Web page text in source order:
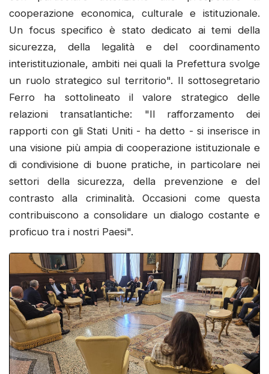
cooperazione economica, culturale e istituzionale.
Un focus specifico è stato dedicato ai temi della
sicurezza, della legalità e del coordinamento
interistituzionale, ambiti nei quali la Prefettura svolge
un ruolo strategico sul territorio". Il sottosegretario
Ferro ha sottolineato il valore strategico delle
relazioni transatlantiche: "Il rafforzamento dei
rapporti con gli Stati Uniti - ha detto - si inserisce in
una visione più ampia di cooperazione istituzionale e
di condivisione di buone pratiche, in particolare nei
settori della sicurezza, della prevenzione e del
contrasto alla criminalità. Occasioni come questa
contribuiscono a consolidare un dialogo costante e
proficuo tra i nostri Paesi".